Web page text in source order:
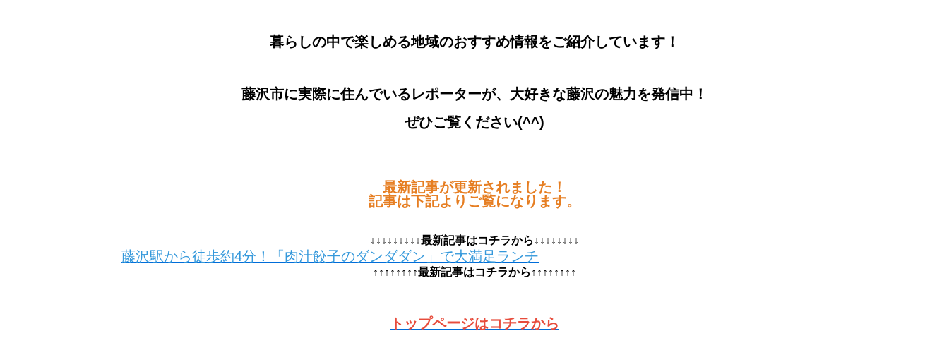
暮らしの中で楽しめる地域のおすすめ情報をご紹介しています！
藤沢市に実際に住んでいるレポーターが、大好きな藤沢の魅力を発信中！
ぜひご覧ください(^^)
最新記事が更新されました！
記事は下記よりご覧になります。
↓↓↓↓↓↓↓↓↓最新記事はコチラから↓↓↓↓↓↓↓↓
藤沢駅から徒歩約4分！「肉汁餃子のダンダダン」で大満足ランチ
↑↑↑↑↑↑↑↑最新記事はコチラから↑↑↑↑↑↑↑↑
トップページはコチラから